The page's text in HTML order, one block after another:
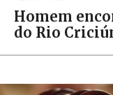
Homem
do Rio